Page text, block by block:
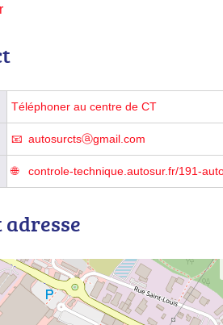
Téléphoner au centre de CT
autosurctsⓐgmail.com
controle-technique.autosur.fr/191-